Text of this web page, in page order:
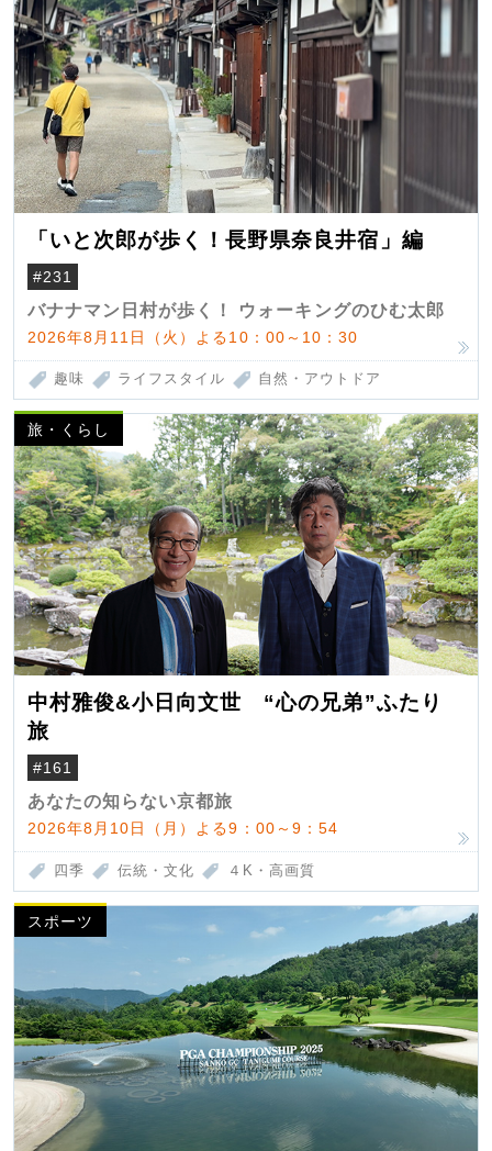
「いと次郎が歩く！長野県奈良井宿」編
#231
バナナマン日村が歩く！ ウォーキングのひむ太郎
2026年8月11日（火）よる10：00～10：30
趣味 ライフスタイル 自然・アウトドア
旅・くらし
中村雅俊&小日向文世 “心の兄弟”ふたり
旅
#161
あなたの知らない京都旅
2026年8月10日（月）よる9：00～9：54
四季 伝統・文化 ４K・高画質
スポーツ